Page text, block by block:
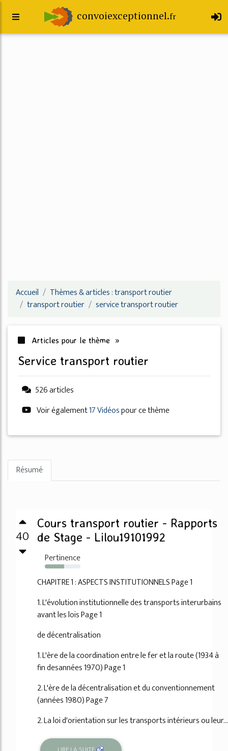
convoiexceptionnel.fr
Accueil
Thèmes & articles : transport routier
transport routier
service transport routier
Articles pour le thème »
service transport routier
526 articles
Voir également17 Vidéospour ce thème
Résumé
40
Cours transport routier - Rapports
de Stage - Lilou19101992
Pertinence
54%
CHAPITRE 1 : ASPECTS INSTITUTIONNELS Page 1
1. L'évolution institutionnelle des transports interurbains
avant les lois Page 1
de décentralisation
1. L'ère de la coordination entre le fer et la route (1934 à
fin desannées 1970) Page 1
2. L'ère de la décentralisation et du conventionnement
(années 1980) Page 7
2. La loi d'orientation sur les transports intérieurs ou leur...